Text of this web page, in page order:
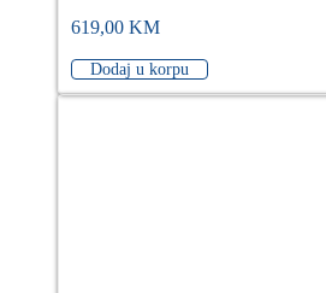
619,00 KM
Dodaj u korpu